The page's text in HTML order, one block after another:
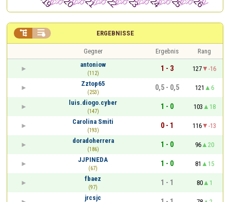
ERGEBNISSE
 
Gegner Ergebnis
Rang
antoniow
(112)
1 - 3 127
-16
Zztop65
(253)
0,5 - 0,5 121
6
luis.diogo.cyber
(147)
1 - 0 103
18
Carolina Smiti
(193)
0 - 1 116
-13
doradoherrera
(186)
1 - 0 96
20
JJPINEDA
(67)
1 - 0 81
15
fbaez
(97)
1 - 1 80
1
jrcsjc